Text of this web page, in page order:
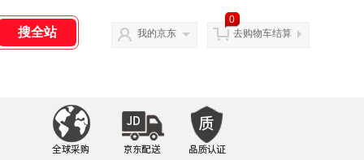
我的京东
0
去购物车结算